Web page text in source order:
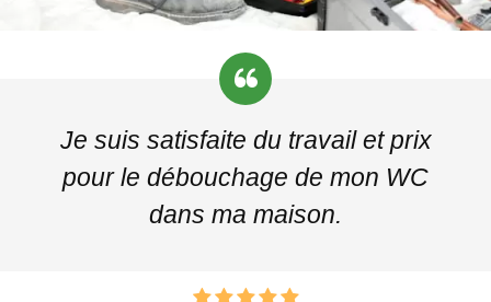
Je suis satisfaite du travail et prix
pour le débouchage de mon WC
dans ma maison.